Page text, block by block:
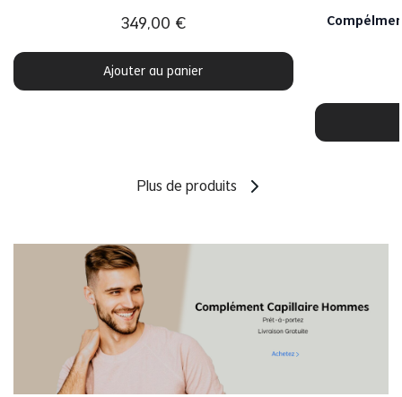
349,00 €
Ajouter au panier
Plus de produits